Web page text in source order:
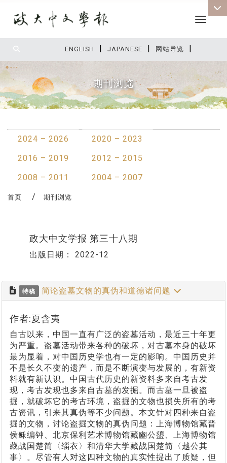
ENGLISH | JAPANESE | 网站导览 |
Toggle
期刊浏览
2024 – 2026
2020 – 2023
2016 – 2019
2012 – 2015
2008 – 2011
2004 – 2007
首页 期刊浏览
政大中文学报 第三十八期
出版日期： 2022-12
特稿 简论盗墓文物的真伪和道德诸问题
作者:夏含夷
自古以来，中国一直有广泛的盗墓活动，最近三十年更
为严重。盗墓活动带来各种的破坏，对古墓本身的破坏
最为显着，对中国历史学也有一定的影响。中国历史并
不是长久不变的遗产，而是不断演变与发展的，有新资
料就有新认识。中国古代历史的新资料多来自考古发
现，考古发现也多来自古墓的发掘。而古墓一旦被盗
掘，就破坏它的考古环境，盗掘的文物也损失所有的考
古资讯，引来其真伪等不少问题。本文针对四种来自盗
掘的文物，讨论盗掘文物的真伪问题：上海博物馆藏晋
侯稣编钟、北京保利艺术博物馆藏豳公盨、上海博物馆
藏战国楚简〈缁衣〉和清华大学藏战国楚简〈越公其
事〉。尽管有人对这四种文物的真实性提出了质疑，但